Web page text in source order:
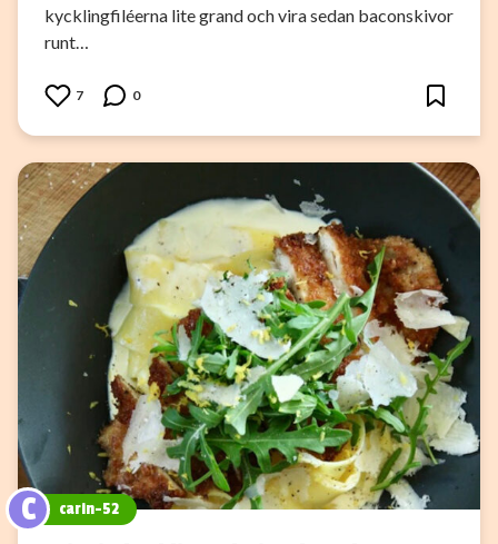
kycklingfiléerna lite grand och vira sedan baconskivor
runt…
7 0
C carin-52